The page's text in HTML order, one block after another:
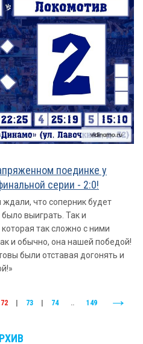
поединке у
серии - 2:0!
что соперник будет
выиграть. Так и
так сложно с ними
и обычно, она нашей победой!
были отставая догонять и
72 | 73 | 74 .. 149